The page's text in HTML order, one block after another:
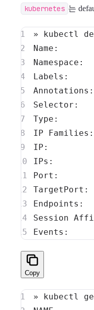
kubernetes 는
» kubectl
IP
Copy
» kubectl